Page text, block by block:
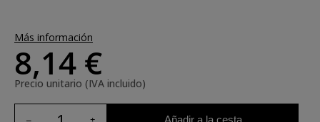
Más información
8,14 €
Precio unitario (IVA incluido)
Añadir a la cesta